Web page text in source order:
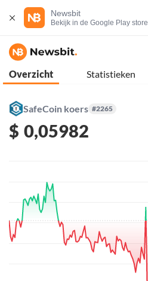
Newsbit
Bekijk in de Google Play store
Overzicht Statistieken
SafeCoin koers #2265
$ 0,05982